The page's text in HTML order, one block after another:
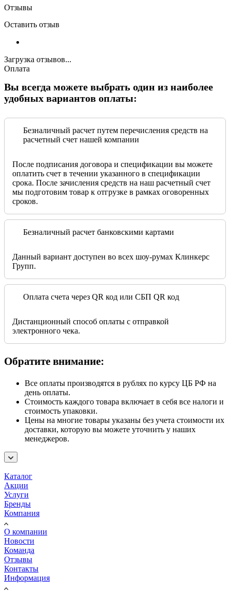
Отзывы
Оставить отзыв
Загрузка отзывов...
Оплата
Вы всегда можете выбрать один из наиболее
удобных вариантов оплаты:
Безналичный расчет путем перечисления средств на
расчетный счет нашей компании
После подписания договора и спецификации вы можете
оплатить счет в течении указанного в спецификации
срока. После зачисления средств на наш расчетный счет
мы подготовим товар к отгрузке в рамках оговоренных
сроков.
Безналичный расчет банковскими картами
Данный вариант доступен во всех шоу-румах Клинкерс
Групп.
Оплата счета через QR код или СБП QR код
Дистанционный способ оплаты с отправкой
электронного чека.
Обратите внимание:
Все оплаты производятся в рублях по курсу ЦБ РФ на
день оплаты.
Стоимость каждого товара включает в себя все налоги и
стоимость упаковки.
Цены на многие товары указаны без учета стоимости их
доставки, которую вы можете уточнить у наших
менеджеров.
Каталог
Акции
Услуги
Бренды
Компания
О компании
Новости
Команда
Отзывы
Контакты
Информация